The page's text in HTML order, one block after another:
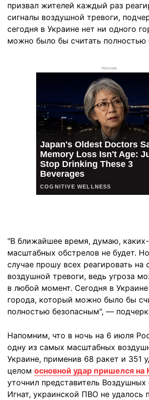
призвал жителей каждый раз
сигналы воздушной тревоги,
сегодня в Украине нет ни одного
можно было бы считать полностью
РЕКЛАМА
"В ближайшее время, думаю,
масштабных обстрелов не будет.
случае прошу всех реагировать на
воздушной тревоги, ведь угроза
в любой момент. Сегодня в
города, который можно было бы
полностью безопасным", —
Напомним, что в ночь на 6 июля
одну из самых масштабных
Украине, применив 68 ракет и 351
целом основной удар пришелся на
уточнил представитель
Игнат, украинской ПВО не удалось